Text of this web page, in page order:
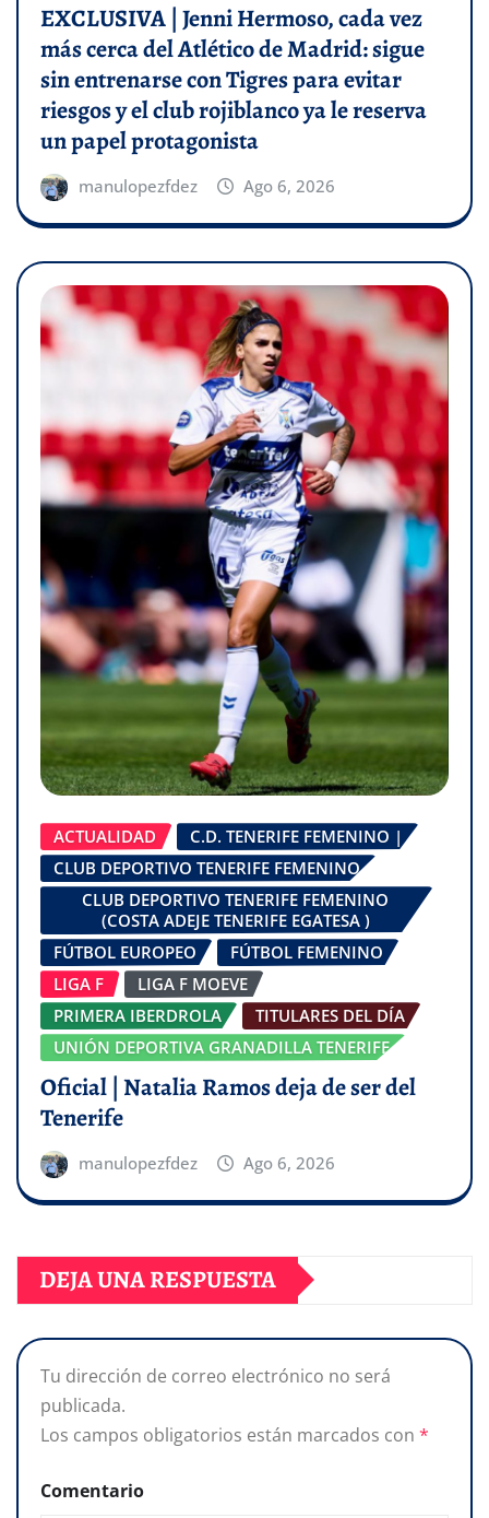
EXCLUSIVA | Jenni Hermoso, cada vez
más cerca del Atlético de Madrid: sigue
sin entrenarse con Tigres para evitar
riesgos y el club rojiblanco ya le reserva
un papel protagonista
manulopezfdez Ago 6, 2026
ACTUALIDAD
C.D. TENERIFE FEMENINO |
CLUB DEPORTIVO TENERIFE FEMENINO
CLUB DEPORTIVO TENERIFE FEMENINO
(COSTA ADEJE TENERIFE EGATESA )
FÚTBOL EUROPEO
FÚTBOL FEMENINO
LIGA F
LIGA F MOEVE
PRIMERA IBERDROLA
TITULARES DEL DÍA
UNIÓN DEPORTIVA GRANADILLA TENERIFE
Oficial | Natalia Ramos deja de ser del
Tenerife
manulopezfdez Ago 6, 2026
DEJA UNA RESPUESTA
Tu dirección de correo electrónico no será
publicada.
Los campos obligatorios están marcados con *
Comentario